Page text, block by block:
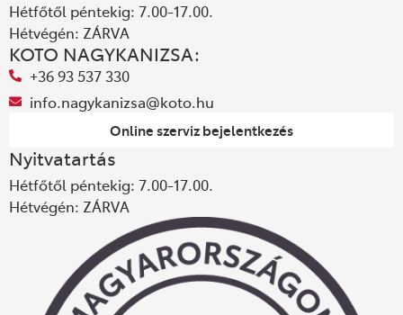
Hétfőtől péntekig: 7.00-17.00.
Hétvégén: ZÁRVA
KOTO NAGYKANIZSA:
+36 93 537 330
info.nagykanizsa@koto.hu
Online szerviz bejelentkezés
Nyitvatartás
Hétfőtől péntekig: 7.00-17.00.
Hétvégén: ZÁRVA